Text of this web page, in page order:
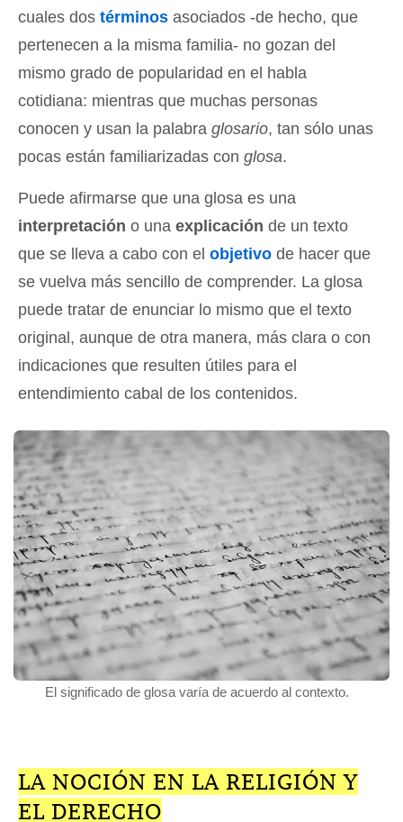
cuales dos términos asociados -de hecho, que
pertenecen a la misma familia- no gozan del
mismo grado de popularidad en el habla
cotidiana: mientras que muchas personas
conocen y usan la palabra glosario, tan sólo unas
pocas están familiarizadas con glosa.
Puede afirmarse que una glosa es una
interpretación o una explicación de un texto
que se lleva a cabo con el objetivo de hacer que
se vuelva más sencillo de comprender. La glosa
puede tratar de enunciar lo mismo que el texto
original, aunque de otra manera, más clara o con
indicaciones que resulten útiles para el
entendimiento cabal de los contenidos.
El significado de glosa varía de acuerdo al contexto.
LA NOCIÓN EN LA RELIGIÓN Y
EL DERECHO